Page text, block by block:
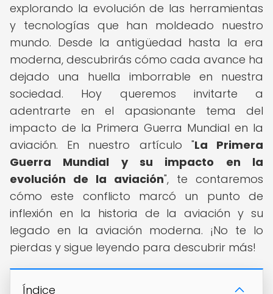
explorando la evolución de las herramientas
y tecnologías que han moldeado nuestro
mundo. Desde la antigüedad hasta la era
moderna, descubrirás cómo cada avance ha
dejado una huella imborrable en nuestra
sociedad. Hoy queremos invitarte a
adentrarte en el apasionante tema del
impacto de la Primera Guerra Mundial en la
aviación. En nuestro artículo "La Primera
Guerra Mundial y su impacto en la
evolución de la aviación", te contaremos
cómo este conflicto marcó un punto de
inflexión en la historia de la aviación y su
legado en la aviación moderna. ¡No te lo
pierdas y sigue leyendo para descubrir más!
Índice